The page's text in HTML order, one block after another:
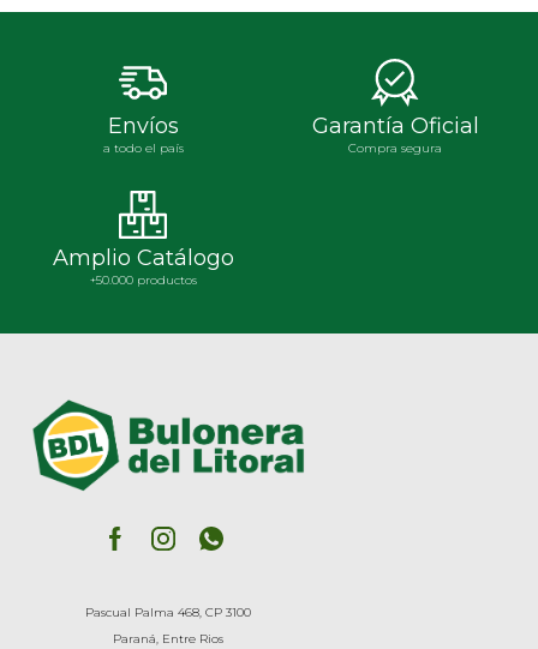
Envíos
a todo el país
Garantía Oficial
Compra segura
Amplio Catálogo
+50.000 productos
Pascual Palma 468, CP 3100
Paraná, Entre Rios